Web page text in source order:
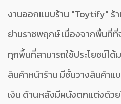
งานออกแบบร้าน "Toytify" ร้
ย่านราชพฤกษ์ เนื่องจากพื้นที่ที่
ทุกพื้นที่สามารถใช้ประโยชน์ไ
สินค้าหน้าร้าน มีชั้นวางสินค้าแ
เงิน ด้านหลังมีผนังตกแต่งด้ว